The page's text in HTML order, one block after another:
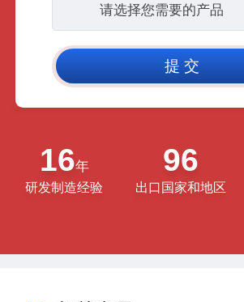
16年
研发制造经验
96
出口国家和地区